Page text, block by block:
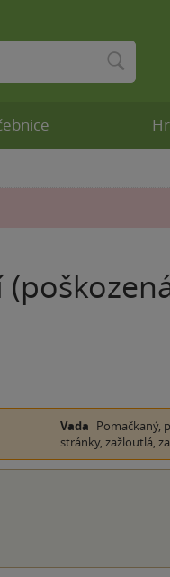
Vada Pomačkaný,
stránky, zažloutlá,